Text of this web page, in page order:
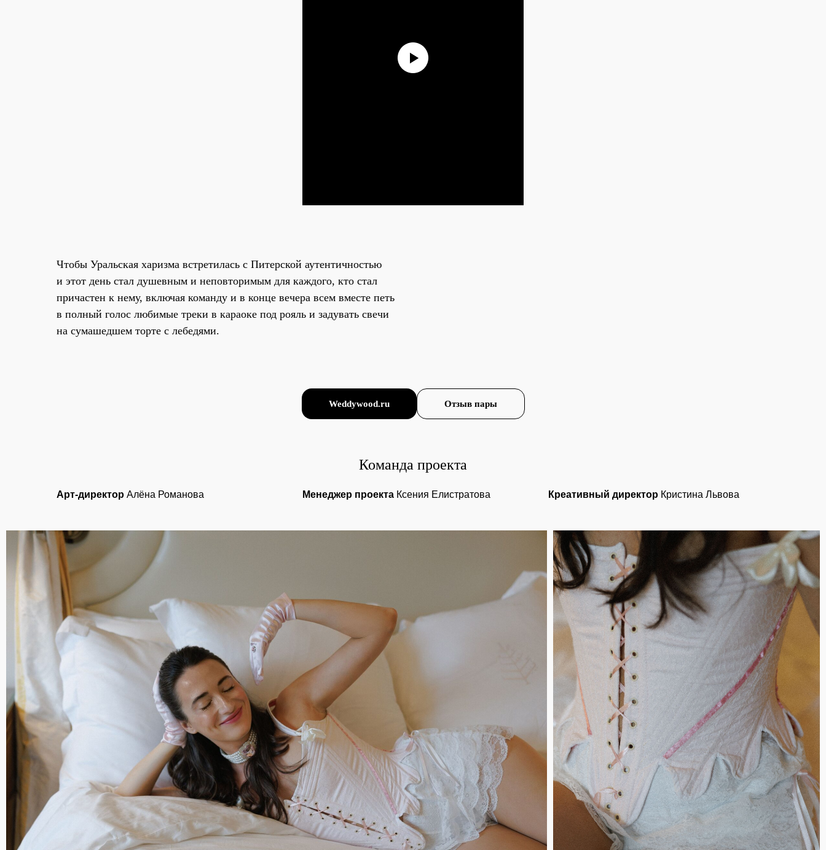
Чтобы Уральская харизма встретилась с Питерской аутентичностью
и этот день стал душевным и неповторимым для каждого, кто стал
причастен к нему, включая команду и в конце вечера всем вместе петь
в полный голос любимые треки в караоке под рояль и задувать свечи
на сумашедшем торте с лебедями.
Weddywood.ru Отзыв пары
Команда проекта
Арт-директор Алёна Романова Менеджер проекта Ксения Елистратова Креативный директор Кристина Львова